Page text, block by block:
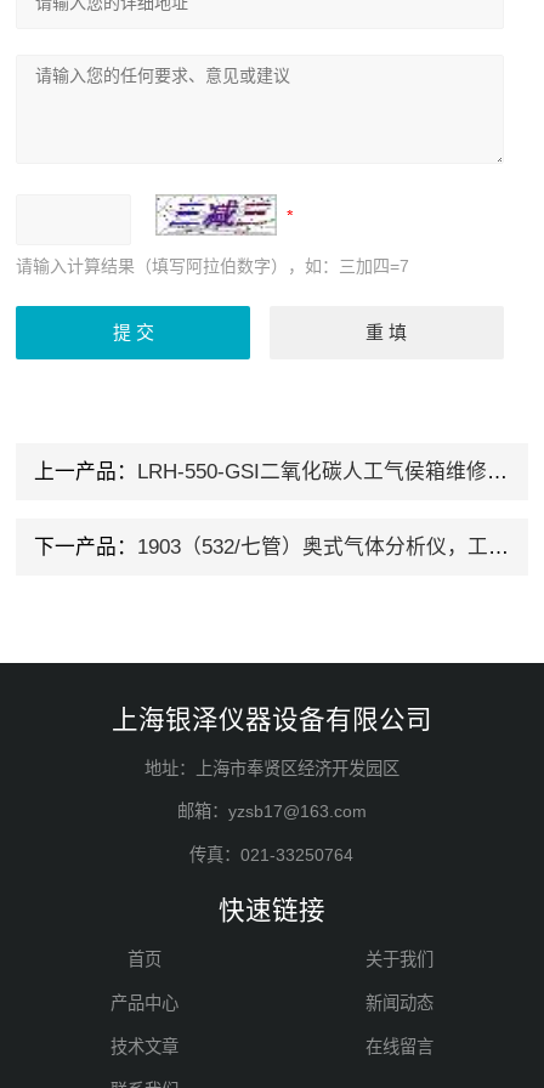
请输入计算结果（填写阿拉伯数字），如：三加四=7
上一产品： LRH-550-GSI二氧化碳人工气侯箱维修保养
下一产品： 1903（532/七管）奥式气体分析仪，工业气体分析仪上海银泽专业生产，路途包破损
上海银泽仪器设备有限公司
地址：上海市奉贤区经济开发园区
邮箱：yzsb17@163.com
传真：021-33250764
快速链接
首页 关于我们
产品中心 新闻动态
技术文章 在线留言